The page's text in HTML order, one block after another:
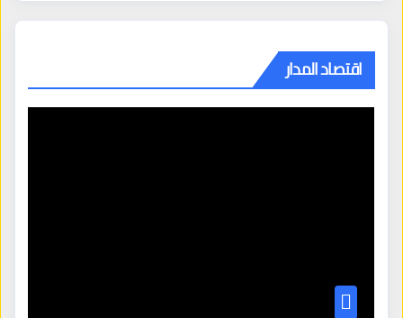
اقتصاد المدار